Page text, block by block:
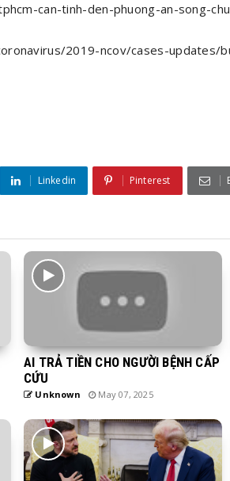
can-tinh-den-phuong-an-song-
2019-ncov/cases-updates/
Linkedin Pinterest
AI TRẢ TIỀN CHO NGƯỜI BỆNH CẤP
CỨU
Unknown May 07, 2025